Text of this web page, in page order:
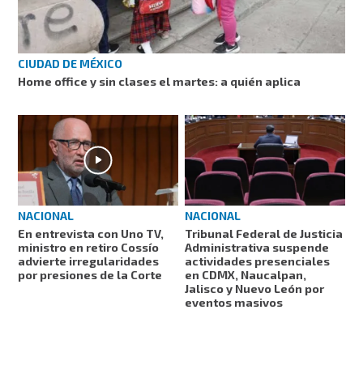
CIUDAD DE MÉXICO
Home office y sin clases el martes: a quién aplica
NACIONAL
En entrevista con Uno TV,
ministro en retiro Cossío
advierte irregularidades
por presiones de la Corte
NACIONAL
Tribunal Federal de Justicia
Administrativa suspende
actividades presenciales
en CDMX, Naucalpan,
Jalisco y Nuevo León por
eventos masivos